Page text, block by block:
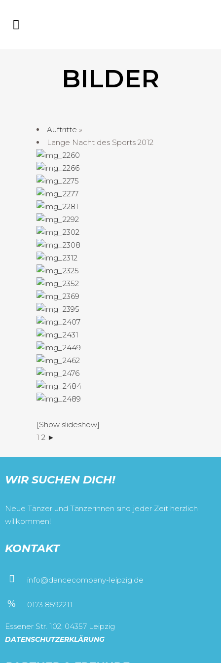
BILDER
Auftritte »
Lange Nacht des Sports 2012
[Show slideshow]
1 2 ►
WIR SUCHEN DICH!
Neue Tänzer und Tänzerinnen sind jeder Zeit herzlich
willkommen!
KONTAKT
info@dancecompany-leipzig.de
0173 8592211
Essener Str. 102, 04357 Leipzig
DATENSCHUTZERKLÄRUNG